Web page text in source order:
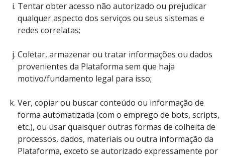
Tentar obter acesso não autorizado ou prejudicar
qualquer aspecto dos serviços ou seus sistemas e
redes correlatas;
Coletar, armazenar ou tratar informações ou dados
provenientes da Plataforma sem que haja
motivo/fundamento legal para isso;
Ver, copiar ou buscar conteúdo ou informação de
forma automatizada (com o emprego de bots, scripts,
etc.), ou usar quaisquer outras formas de colheita de
processos, dados, materiais ou outra informação da
Plataforma, exceto se autorizado expressamente por